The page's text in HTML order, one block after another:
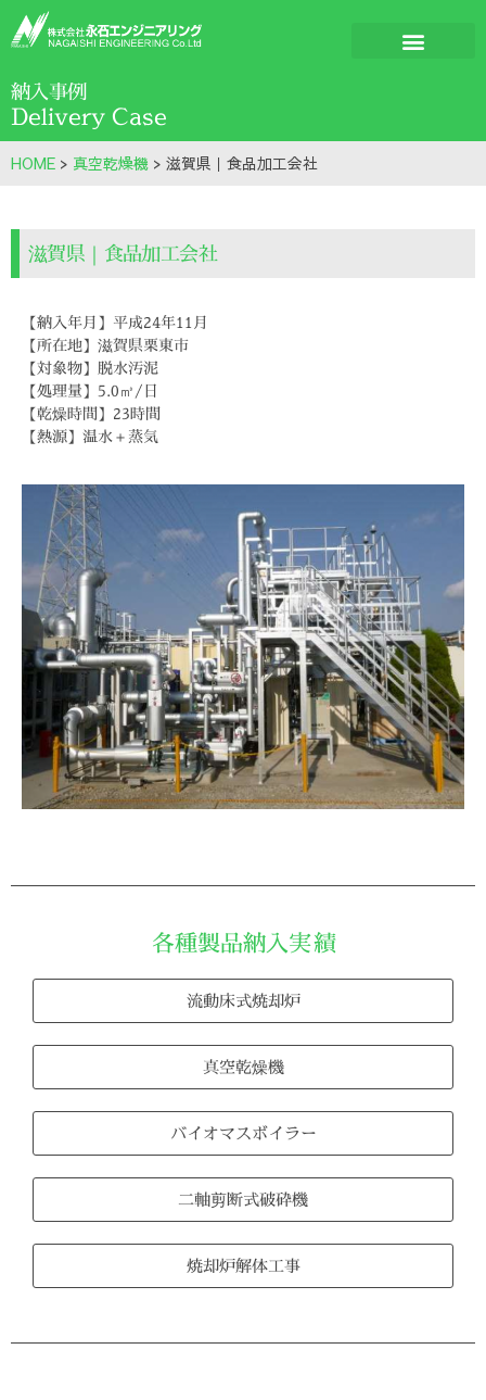
納入事例
Delivery Case
HOME > 真空乾燥機 > 滋賀県｜食品加工会社
滋賀県｜食品加工会社
【納入年月】平成24年11月
【所在地】滋賀県栗東市
【対象物】脱水汚泥
【処理量】5.0㎥/日
【乾燥時間】23時間
【熱源】温水＋蒸気
各種製品納入実績
流動床式焼却炉
真空乾燥機
バイオマスボイラー
二軸剪断式破砕機
焼却炉解体工事